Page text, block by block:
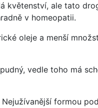
květenství, ale tato
v homeopatii.
oleje a menší
vedle toho má
formou